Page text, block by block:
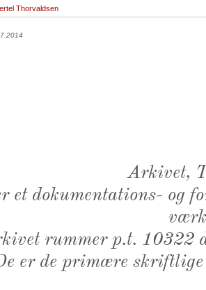
Thorvaldsen
Arkivet,
et dokumentations- og
rummer p.t. 10322
er de primære